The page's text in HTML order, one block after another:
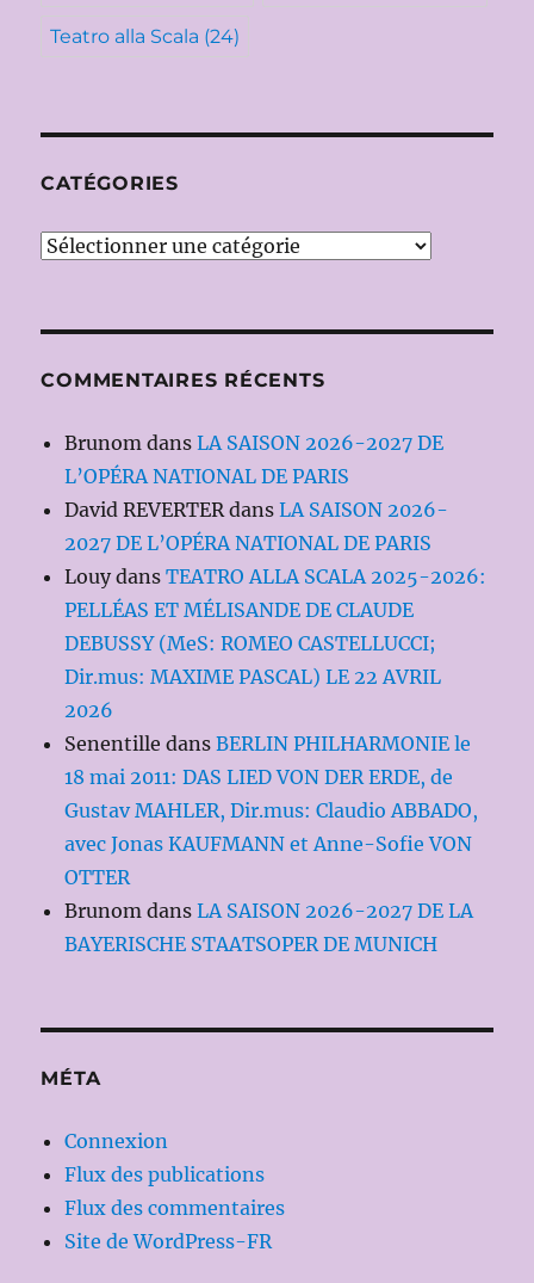
Teatro alla Scala (24)
CATÉGORIES
Catégories
COMMENTAIRES RÉCENTS
Brunom dansLA SAISON 2026-2027 DE
L’OPÉRA NATIONAL DE PARIS
David REVERTERdansLA SAISON 2026-
2027 DE L’OPÉRA NATIONAL DE PARIS
LouydansTEATRO ALLA SCALA 2025-2026:
PELLÉAS ET MÉLISANDE DE CLAUDE
DEBUSSY (MeS: ROMEO CASTELLUCCI;
Dir.mus: MAXIME PASCAL) LE 22 AVRIL
2026
Senentille dansBERLIN PHILHARMONIE le
18 mai 2011: DAS LIED VON DER ERDE, de
Gustav MAHLER, Dir.mus: Claudio ABBADO,
avec Jonas KAUFMANN et Anne-Sofie VON
OTTER
Brunom dansLA SAISON 2026-2027 DE LA
BAYERISCHE STAATSOPER DE MUNICH
MÉTA
Connexion
Flux des publications
Flux des commentaires
Site de WordPress-FR